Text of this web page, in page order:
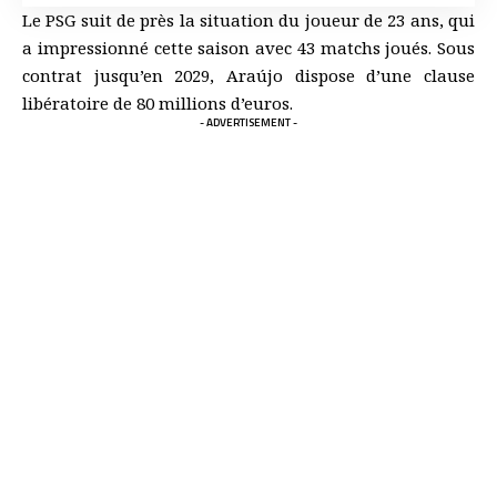
Le PSG suit de près la situation du joueur de 23 ans, qui
a impressionné cette saison avec 43 matchs joués. Sous
contrat jusqu’en 2029, Araújo dispose d’une clause
libératoire de 80 millions d’euros.
- ADVERTISEMENT -